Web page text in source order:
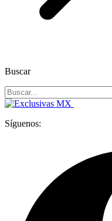
Buscar
Síguenos: